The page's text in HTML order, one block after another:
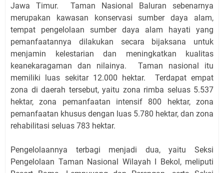
Jawa Timur. Taman Nasional Baluran sebenarnya
merupakan kawasan konservasi sumber daya alam,
tempat pengelolaan sumber daya alam hayati yang
pemanfaatannya dilakukan secara bijaksana untuk
menjamin kelestarian dan meningkatkan kualitas
keanekaragaman dan nilainya. Taman nasional itu
memiliki luas sekitar 12.000 hektar. Terdapat empat
zona di daerah tersebut, yaitu zona rimba seluas 5.537
hektar, zona pemanfaatan intensif 800 hektar, zona
pemanfaatan khusus dengan luas 5.780 hektar, dan zona
rehabilitasi seluas 783 hektar.
Pengelolaannya terbagi menjadi dua, yaitu Seksi
Pengelolaan Taman Nasional Wilayah I Bekol, meliputi